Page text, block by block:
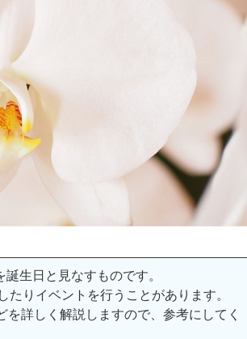
生日と見なすものです。
たりイベントを行うことがあります。
を詳しく解説しますので、参考にしてく